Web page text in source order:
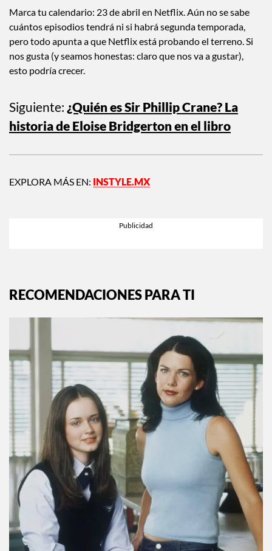
Marca tu calendario: 23 de abril en Netflix. Aún no se sabe
cuántos episodios tendrá ni si habrá segunda temporada,
pero todo apunta a que Netflix está probando el terreno. Si
nos gusta (y seamos honestas: claro que nos va a gustar),
esto podría crecer.
Siguiente: ¿Quién es Sir Phillip Crane? La
historia de Eloise Bridgerton en el libro
EXPLORA MÁS EN: INSTYLE.MX
RECOMENDACIONES PARA TI